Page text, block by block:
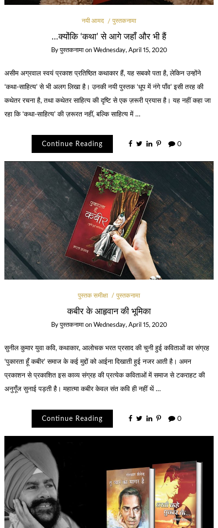
नयी आमद पुस्तकनामा
…क्योंकि ‘कथा’ से आगे जहाँ और भी हैं
Byपुस्तकनामा on Wednesday, April 15, 2020
असीम अग्रवाल स्वयं प्रकाश प्रतिष्ठित कथाकार हैं, यह सबको पता है, लेकिन उन्होंने
‘कथा-साहित्य’ से भी अलग लिखा है। उनकी नयी पुस्तक ‘धूप में नंगे पाँव’ इसी तरह की
कथेतर रचना है, तथा कथेतर साहित्य की दृष्टि से एक ज़रूरी प्रयास है। यह नहीं कहा जा
रहा कि ‘कथा-साहित्य’ की ज़रूरत नहीं, बल्कि साहित्य में …
Continue Reading 0
पुस्तक समीक्षा पुस्तकनामा
कबीर के आहृवान की भूमिका
Byपुस्तकनामा on Wednesday, April 15, 2020
सुनील कुमार युवा कवि, कथाकार, आलोचक भरत प्रसाद की चुनी हुई कविताओं का संग्रह
‘पुकारता हूँ कबीर’ समाज के कई मुद्दों को आईना दिखाती हुई नजर आती है। अमन
प्रकाशन से प्रकाशित इस काव्य संग्रह की प्रत्येक कविताओं में समाज से टकराहट की
अनुगूँज सुनाई पड़ती है। महात्मा कबीर केवल संत कवि ही नहीं थें …
Continue Reading 0